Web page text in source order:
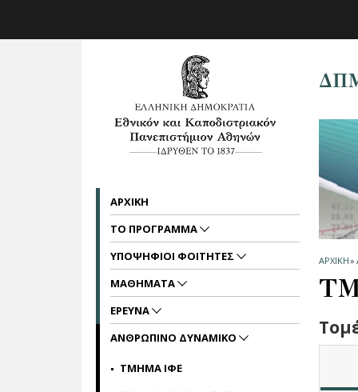
ΑΡΧΙΚΗ»
ΑΡΧΙΚΗ
ΤΟ ΠΡΟΓΡΑΜΜΑ
ΥΠΟΨΗΦΙΟΙ ΦΟΙΤΗΤΕΣ
ΜΑΘΗΜΑΤΑ
ΕΡΕΥΝΑ
ΑΝΘΡΩΠΙΝΟ ΔΥΝΑΜΙΚΟ
ΤΜΗΜΑ ΙΦΕ